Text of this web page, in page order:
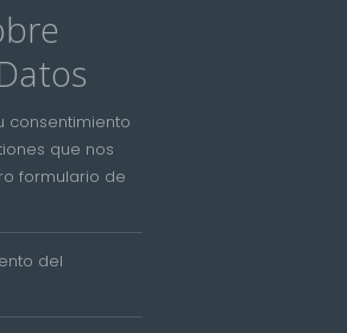
consentimiento
que nos
formulario de
del